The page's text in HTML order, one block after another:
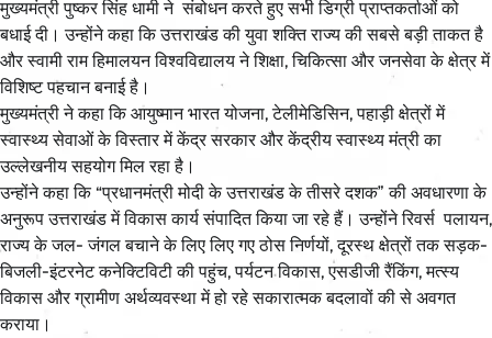
मुख्यमंत्री पुष्कर सिंह धामी ने संबोधन करते हुए सभी डिग्री प्राप्तकर्ताओं को
बधाई दी। उन्होंने कहा कि उत्तराखंड की युवा शक्ति राज्य की सबसे बड़ी ताकत है
और स्वामी राम हिमालयन विश्वविद्यालय ने शिक्षा, चिकित्सा और जनसेवा के क्षेत्र में
विशिष्ट पहचान बनाई है।
मुख्यमंत्री ने कहा कि आयुष्मान भारत योजना, टेलीमेडिसिन, पहाड़ी क्षेत्रों में
स्वास्थ्य सेवाओं के विस्तार में केंद्र सरकार और केंद्रीय स्वास्थ्य मंत्री का
उल्लेखनीय सहयोग मिल रहा है।
उन्होंने कहा कि “प्रधानमंत्री मोदी के उत्तराखंड के तीसरे दशक” की अवधारणा के
अनुरूप उत्तराखंड में विकास कार्य संपादित किया जा रहे हैं। उन्होंने रिवर्स पलायन,
राज्य के जल- जंगल बचाने के लिए लिए गए ठोस निर्णयों, दूरस्थ क्षेत्रों तक सड़क-
बिजली-इंटरनेट कनेक्टिविटी की पहुंच, पर्यटन विकास, एसडीजी रैंकिंग, मत्स्य
विकास और ग्रामीण अर्थव्यवस्था में हो रहे सकारात्मक बदलावों की से अवगत
कराया।